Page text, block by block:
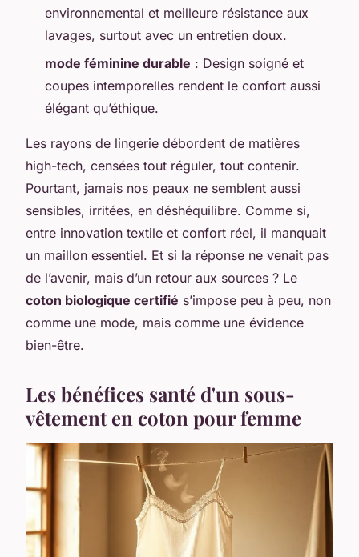
environnemental et meilleure résistance aux
lavages, surtout avec un entretien doux.
mode féminine durable : Design soigné et
coupes intemporelles rendent le confort aussi
élégant qu’éthique.
Les rayons de lingerie débordent de matières
high-tech, censées tout réguler, tout contenir.
Pourtant, jamais nos peaux ne semblent aussi
sensibles, irritées, en déshéquilibre. Comme si,
entre innovation textile et confort réel, il manquait
un maillon essentiel. Et si la réponse ne venait pas
de l’avenir, mais d’un retour aux sources ? Le
coton biologique certifié s’impose peu à peu, non
comme une mode, mais comme une évidence
bien-être.
Les bénéfices santé d'un sous-
vêtement en coton pour femme